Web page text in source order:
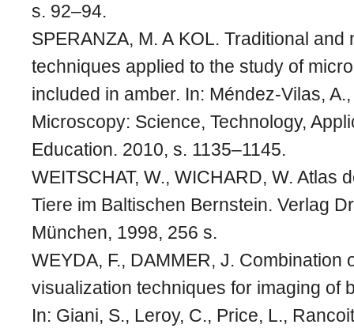
s. 92–94.
SPERANZA, M. A KOL. Traditional
techniques applied to the study of
included in amber. In: Méndez-Vilas,
Microscopy: Science, Technology,
Education. 2010, s. 1135–1145.
WEITSCHAT, W., WICHARD, W. Atlas
Tiere im Baltischen Bernstein. Verlag
München, 1998, 256 s.
WEYDA, F., DAMMER, J. Combination
visualization techniques for imaging of
In: Giani, S., Leroy, C., Price, L.,